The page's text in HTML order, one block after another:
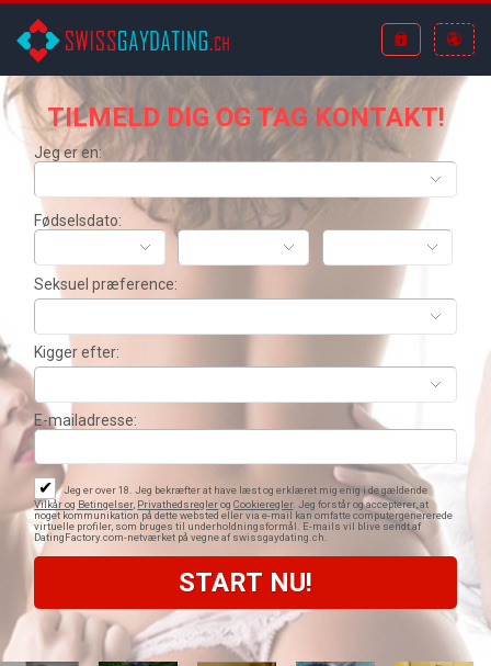
TILMELD DIG OG TAG KONTAKT!
Jeg er en:
Fødselsdato:
Seksuel præference:
Kigger efter:
E-mailadresse:
✔
Jeg er over 18. Jeg bekræfter at have læst og erklæret mig enig i de gældende
Vilkår og Betingelser, PrivathedsreglerogCookieregler. Jeg forstår og accepterer, at
noget kommunikation på dette websted eller via e-mail kan omfatte computergenererede
virtuelle profiler, som bruges til underholdningsformål. E-mails vil blive sendt af
DatingFactory.com-netværket på vegne af swissgaydating.ch.